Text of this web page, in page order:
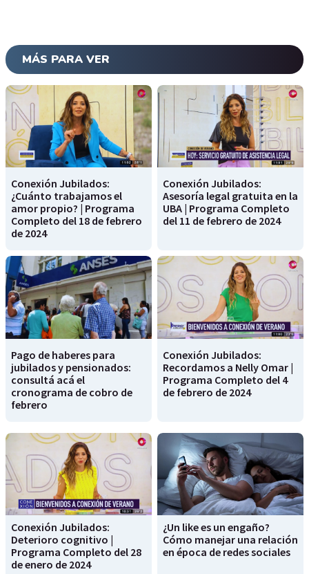
MÁS PARA VER
Conexión Jubilados:
¿Cuánto trabajamos el
amor propio? | Programa
Completo del 18 de febrero
de 2024
Conexión Jubilados:
Asesoría legal gratuita en la
UBA | Programa Completo
del 11 de febrero de 2024
Pago de haberes para
jubilados y pensionados:
consultá acá el
cronograma de cobro de
febrero
Conexión Jubilados:
Recordamos a Nelly Omar |
Programa Completo del 4
de febrero de 2024
Conexión Jubilados:
Deterioro cognitivo |
Programa Completo del 28
de enero de 2024
¿Un like es un engaño?
Cómo manejar una relación
en época de redes sociales